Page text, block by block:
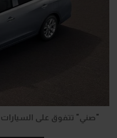
"صني" تتفوق على السيارات